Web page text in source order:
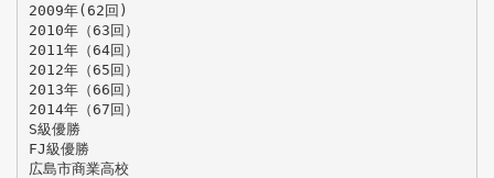
2009年(62回)
2010年（63回）
2011年（64回）
2012年（65回）
2013年（66回）
2014年（67回）
S級優勝
FJ級優勝
広島市商業高校